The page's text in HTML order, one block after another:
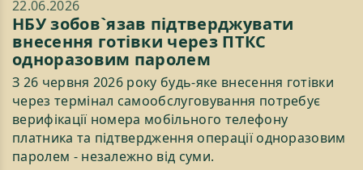
22.06.2026
НБУ зобов`язав підтверджувати
внесення готівки через ПТКС
одноразовим паролем
З 26 червня 2026 року будь-яке внесення готівки
через термінал самообслуговування потребує
верифікації номера мобільного телефону
платника та підтвердження операції одноразовим
паролем - незалежно від суми.